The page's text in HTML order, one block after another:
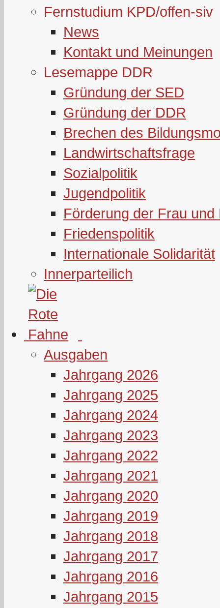
Fernstudium KPD/offen-siv
News
Kontakt und Meinungen
Lesemappe DDR
Gründung der SED
Gründung der DDR
Brechen des
Landwirtschaftsfrage
Sozialpolitik
Jugendpolitik
Förderung der Frau und
Friedenspolitik
Internationale Solidarität
Innerparteilich
Ausgaben
Jahrgang 2026
Jahrgang 2025
Jahrgang 2024
Jahrgang 2023
Jahrgang 2022
Jahrgang 2021
Jahrgang 2020
Jahrgang 2019
Jahrgang 2018
Jahrgang 2017
Jahrgang 2016
Jahrgang 2015